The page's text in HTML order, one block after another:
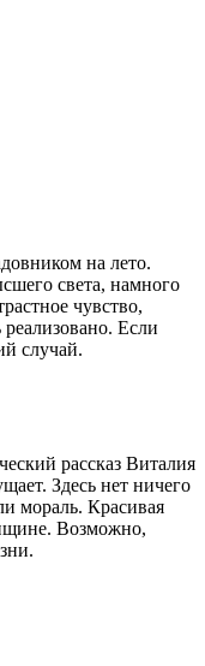
на лето.
света, намного
чувство,
Если
случай.
рассказ Виталия
Здесь нет ничего
мораль. Красивая
Возможно,